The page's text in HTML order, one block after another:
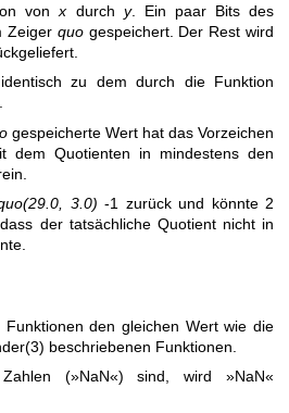
vonx durch y. Ein paar Bits des
Zeiger quogespeichert. Der Rest wird
zu dem durch die Funktion
gespeicherte Wert hat das Vorzeichen
Quotienten in mindestens den
3.0) -1 zurück und könnte 2
der tatsächliche Quotient nicht in
den gleichen Wert wie die
beschriebenen Funktionen.
(»NaN«) sind, wird »NaN«